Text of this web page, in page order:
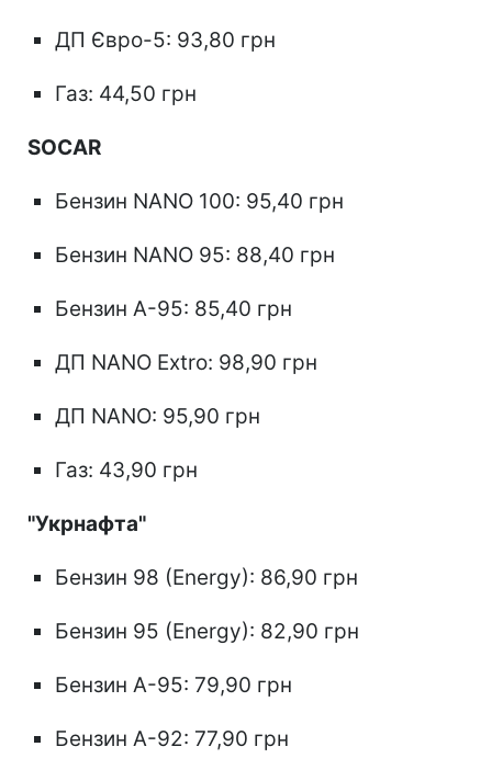
ДП Євро-5: 93,80 грн
Газ: 44,50 грн
SOCAR
Бензин NANO 100: 95,40 грн
Бензин NANO 95: 88,40 грн
Бензин А-95: 85,40 грн
ДП NANO Extro: 98,90 грн
ДП NANO: 95,90 грн
Газ: 43,90 грн
"Укрнафта"
Бензин 98 (Energy): 86,90 грн
Бензин 95 (Energy): 82,90 грн
Бензин А-95: 79,90 грн
Бензин А-92: 77,90 грн